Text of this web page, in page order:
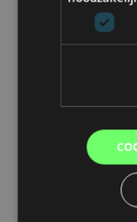
Tower
Meertalige